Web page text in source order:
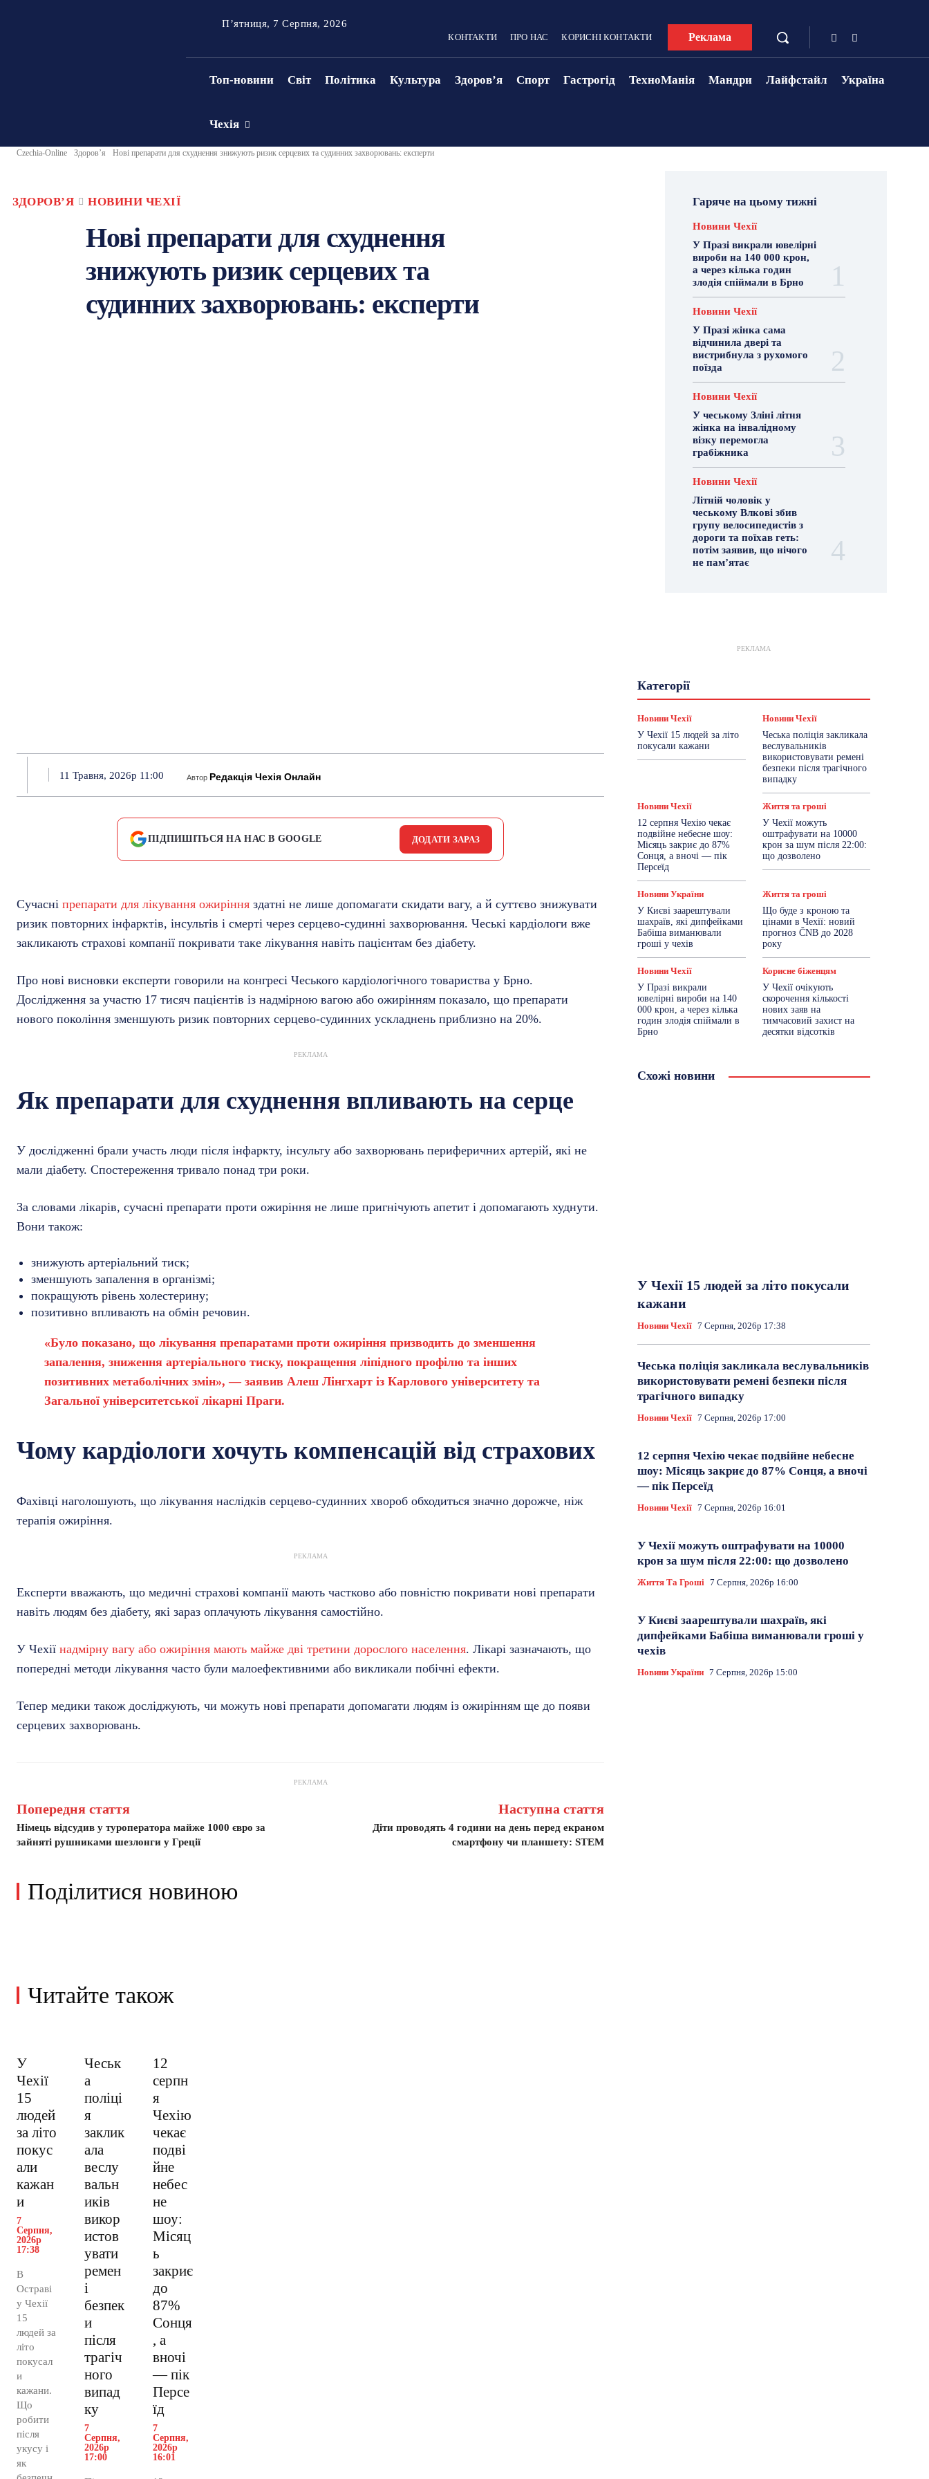
П’ятниця, 7 Серпня, 2026
КОНТАКТИ ПРО НАС КОРИСНІ КОНТАКТИ Реклама
Топ-новини Світ Політика Культура Здоровʼя Спорт Гастрогід ТехноМанія Мандри Лайфстайл Україна
Чехія
Czechia-Online Здоровʼя Нові препарати для схуднення знижують ризик серцевих та судинних захворювань: експерти
ЗДОРОВʼЯ НОВИНИ ЧЕХІЇ
Нові препарати для схуднення
знижують ризик серцевих та
судинних захворювань: експерти
11 Травня, 2026р 11:00 Автор Редакція Чехія Онлайн
ПІДПИШІТЬСЯ НА НАС В GOOGLE ДОДАТИ ЗАРАЗ
Сучасні препарати для лікування ожиріння здатні не лише допомагати скидати вагу, а й суттєво знижувати
ризик повторних інфарктів, інсультів і смерті через серцево-судинні захворювання. Чеські кардіологи вже
закликають страхові компанії покривати таке лікування навіть пацієнтам без діабету.
Про нові висновки експерти говорили на конгресі Чеського кардіологічного товариства у Брно.
Дослідження за участю 17 тисяч пацієнтів із надмірною вагою або ожирінням показало, що препарати
нового покоління зменшують ризик повторних серцево-судинних ускладнень приблизно на 20%.
РЕКЛАМА
Як препарати для схуднення впливають на серце
У дослідженні брали участь люди після інфаркту, інсульту або захворювань периферичних артерій, які не
мали діабету. Спостереження тривало понад три роки.
За словами лікарів, сучасні препарати проти ожиріння не лише пригнічують апетит і допомагають худнути.
Вони також:
знижують артеріальний тиск;
зменшують запалення в організмі;
покращують рівень холестерину;
позитивно впливають на обмін речовин.
«Було показано, що лікування препаратами проти ожиріння призводить до зменшення
запалення, зниження артеріального тиску, покращення ліпідного профілю та інших
позитивних метаболічних змін», — заявив Алеш Лінгхарт із Карлового університету та
Загальної університетської лікарні Праги.
Чому кардіологи хочуть компенсацій від страхових
Фахівці наголошують, що лікування наслідків серцево-судинних хвороб обходиться значно дорожче, ніж
терапія ожиріння.
РЕКЛАМА
Експерти вважають, що медичні страхові компанії мають частково або повністю покривати нові препарати
навіть людям без діабету, які зараз оплачують лікування самостійно.
У Чехії надмірну вагу або ожиріння мають майже дві третини дорослого населення. Лікарі зазначають, що
попередні методи лікування часто були малоефективними або викликали побічні ефекти.
Тепер медики також досліджують, чи можуть нові препарати допомагати людям із ожирінням ще до появи
серцевих захворювань.
РЕКЛАМА
Попередня стаття
Німець відсудив у туроператора майже 1000 євро за
зайняті рушниками шезлонги у Греції
Наступна стаття
Діти проводять 4 години на день перед екраном
смартфону чи планшету: STEM
Поділитися новиною
Читайте також
У
Чехії
15
людей
за літо
покус
али
кажан
и
7
Серпня,
2026р
17:38
В
Остраві
у Чехії
15
людей за
літо
покусал
и
кажани.
Що
робити
після
укусу і
як
Чеськ
а
поліці
я
заклик
ала
веслу
вальн
иків
викор
истов
увати
ремен
і
безпек
и
після
трагіч
ного
випад
ку
7
Серпня,
2026р
17:00
12
серпн
я
Чехію
чекає
подві
йне
небес
не
шоу:
Місяц
ь
закриє
до
87%
Сонця
, а
вночі
— пік
Персе
їд
7
Серпня,
2026р
16:01
Гаряче на цьому тижні
Новини Чехії
У Празі викрали ювелірні
вироби на 140 000 крон,
а через кілька годин
злодія спіймали в Брно
Новини Чехії
У Празі жінка сама
відчинила двері та
вистрибнула з рухомого
поїзда
Новини Чехії
У чеському Зліні літня
жінка на інвалідному
візку перемогла
грабіжника
Новини Чехії
Літній чоловік у
чеському Влкові збив
групу велосипедистів з
дороги та поїхав геть:
потім заявив, що нічого
не пам’ятає
РЕКЛАМА
КатегоріїГастрогід
Знай Чехію
Новини України
Новини Чехії
Політика
Поради Робота
Сад та город
Світ
Спорт ТехноМанія
Топ-новини
Фоторепортаж
Новини Чехії
У Чехії 15 людей за літо
покусали кажани
Новини Чехії
Чеська поліція закликала
веслувальників
використовувати ремені
безпеки після трагічного
випадку
Новини Чехії
12 серпня Чехію чекає
подвійне небесне шоу:
Місяць закриє до 87%
Сонця, а вночі — пік
Персеїд
Життя та гроші
У Чехії можуть
оштрафувати на 10000
крон за шум після 22:00:
що дозволено
Новини України
У Києві заарештували
шахраїв, які дипфейками
Бабіша виманювали
гроші у чехів
Життя та гроші
Що буде з кроною та
цінами в Чехії: новий
прогноз ČNB до 2028
року
Новини Чехії
У Празі викрали
ювелірні вироби на 140
000 крон, а через кілька
годин злодія спіймали в
Брно
Корисне біженцям
У Чехії очікують
скорочення кількості
нових заяв на
тимчасовий захист на
десятки відсотків
Схожі новини
У Чехії 15 людей за літо покусали
кажани
Новини Чехії 7 Серпня, 2026р 17:38
Чеська поліція закликала веслувальників
використовувати ремені безпеки після
трагічного випадку
Новини Чехії 7 Серпня, 2026р 17:00
12 серпня Чехію чекає подвійне небесне
шоу: Місяць закриє до 87% Сонця, а вночі
— пік Персеїд
Новини Чехії 7 Серпня, 2026р 16:01
У Чехії можуть оштрафувати на 10000
крон за шум після 22:00: що дозволено
Життя Та Гроші 7 Серпня, 2026р 16:00
У Києві заарештували шахраїв, які
дипфейками Бабіша виманювали гроші у
чехів
Новини України 7 Серпня, 2026р 15:00